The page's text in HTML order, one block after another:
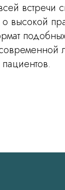
встречи
о высокой